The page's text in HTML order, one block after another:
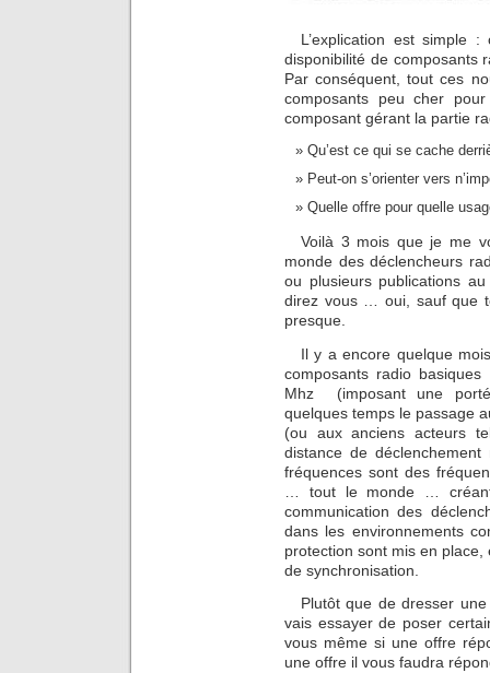
L’explication est simple :
disponibilité de composants
Par conséquent, tout ces
composants peu cher
composant gérant la partie
Qu’est ce qui se cache
Peut-on s’orienter vers
Quelle offre pour quelle
Voilà 3 mois que je me
monde des déclencheurs
ou plusieurs publications
direz vous … oui, sauf que
presque.
Il y a encore quelque
composants radio
Mhz (imposant une
quelques temps le passage
(ou aux anciens acteurs
distance de
fréquences sont des
… tout le monde …
communication des
dans les environnements
protection sont mis en place,
de synchronisation.
Plutôt que de dresser
vais essayer de poser
vous même si une offre
une offre il vous faudra